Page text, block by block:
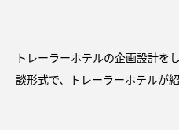
トレーラーホテルの企画設計を
談形式で、トレーラーホテルが